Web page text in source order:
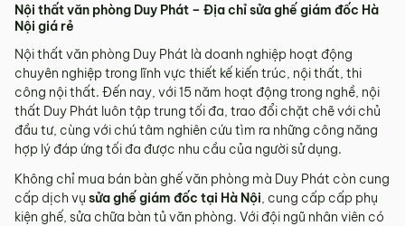
Nội thất văn phòng Duy Phát – Địa chỉ sửa ghế giám đốc Hà
Nội giá rẻ
Nội thất văn phòng Duy Phát là doanh nghiệp hoạt động
chuyên nghiệp trong lĩnh vực thiết kế kiến trúc, nội thất, thi
công nội thất. Đến nay, với 15 năm hoạt động trong nghề, nội
thất Duy Phát luôn tập trung tối đa, trao đổi chặt chẽ với chủ
đầu tư, cùng với chú tâm nghiên cứu tìm ra những công năng
hợp lý đáp ứng tối đa được nhu cầu của người sử dụng.
Không chỉ mua bán bàn ghế văn phòng mà Duy Phát còn cung
cấp dịch vụ sửa ghế giám đốc tại Hà Nội, cung cấp cấp phụ
kiện ghế, sửa chữa bàn tủ văn phòng. Với đội ngũ nhân viên có